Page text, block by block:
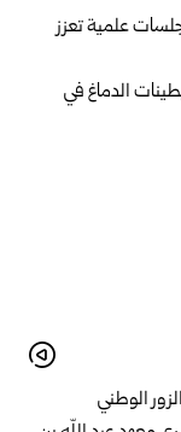
علمية تعزز
الوطني